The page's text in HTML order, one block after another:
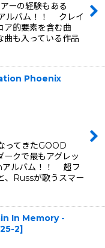
ーの経験もある
ルバム！！ クレイ
ア的要素を含む曲
曲も入っている作品
Phoenix
ってきたGOOD
クで最もアグレッ
アルバム！！ 超フ
、Russが歌うスマー
In Memory -
2]